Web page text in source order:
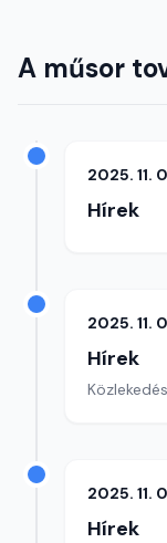
A műsor
2025. 11.
Hírek
2025. 11.
Hírek
2025. 11.
Hírek